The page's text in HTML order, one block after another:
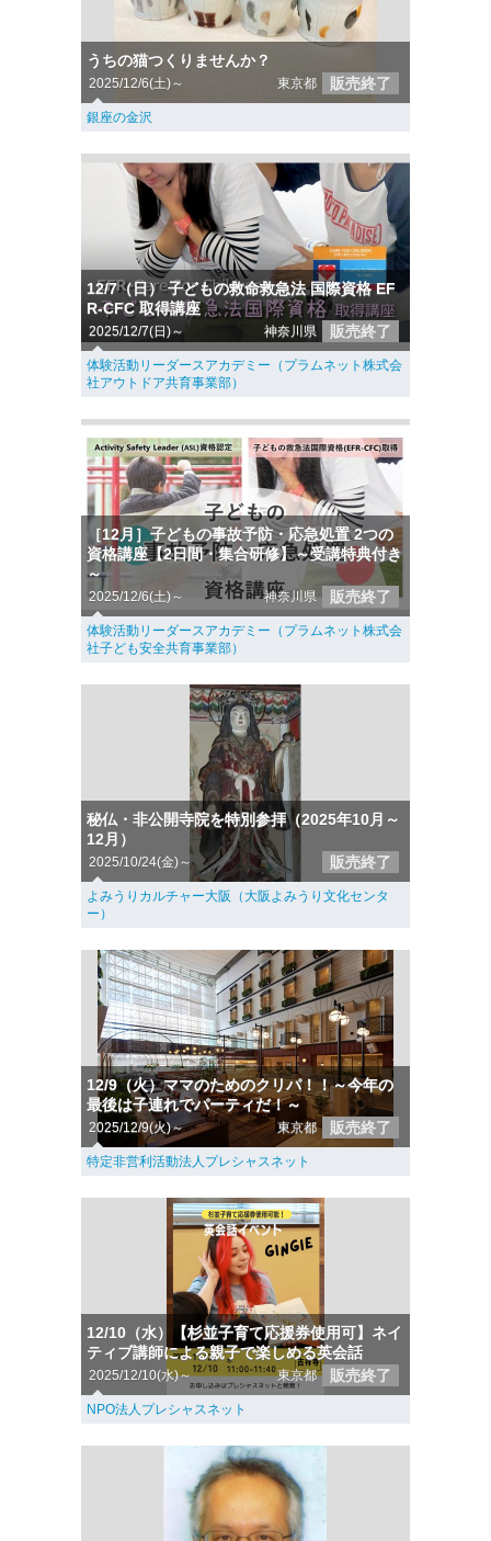
うちの猫つくりませんか？
2025/12/6(土)～ 東京都 販売終了
銀座の金沢
12/7（日） 子どもの救命救急法 国際資格 EF
R-CFC 取得講座
2025/12/7(日)～ 神奈川県 販売終了
体験活動リーダースアカデミー（プラムネット株式会
社アウトドア共育事業部）
［12月］子どもの事故予防・応急処置 2つの
資格講座【2日間・集合研修】～受講特典付き
～
2025/12/6(土)～ 神奈川県 販売終了
体験活動リーダースアカデミー（プラムネット株式会
社子ども安全共育事業部）
秘仏・非公開寺院を特別参拝（2025年10月～
12月）
2025/10/24(金)～ 販売終了
よみうりカルチャー大阪（大阪よみうり文化センタ
ー）
12/9（火）ママのためのクリパ！！～今年の
最後は子連れでパーティだ！～
2025/12/9(火)～ 東京都 販売終了
特定非営利活動法人プレシャスネット
12/10（水）【杉並子育て応援券使用可】ネイ
ティブ講師による親子で楽しめる英会話
2025/12/10(水)～ 東京都 販売終了
NPO法人プレシャスネット